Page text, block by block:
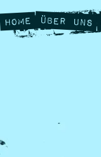
Home Über Uns